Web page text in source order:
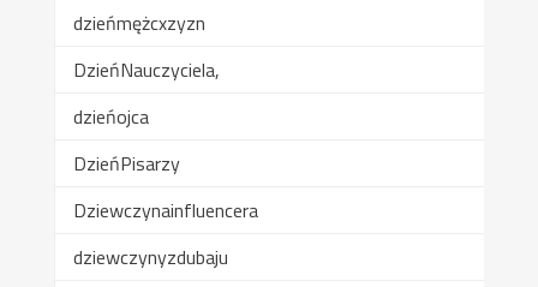
dzieńmężcxzyzn
DzieńNauczyciela,
dzieńojca
DzieńPisarzy
Dziewczynainfluencera
dziewczynyzdubaju